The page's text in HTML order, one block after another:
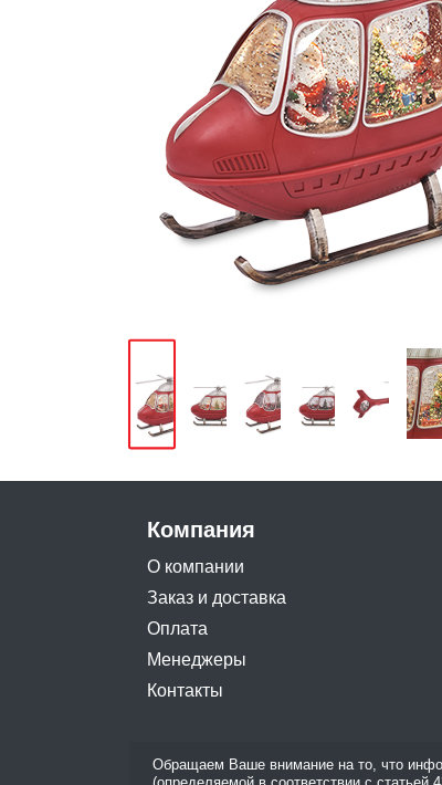
Компания
О компании
Заказ и доставка
Оплата
Менеджеры
Контакты
Обращаем Ваше внимание на то, что